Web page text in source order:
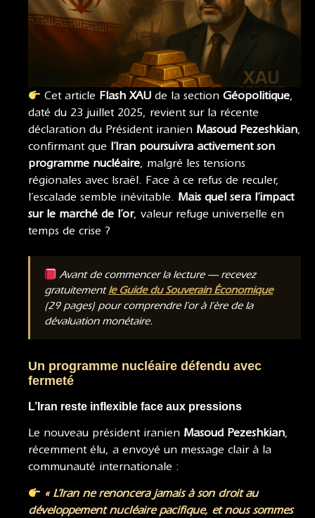
Cet article Flash XAU de la sectionGéopolitique,
daté du 23 juillet 2025, revient sur la récente
déclaration du Président iranien Masoud Pezeshkian,
confirmant que l’Iran poursuivra activement son
programme nucléaire, malgré les tensions
régionales avec Israël. Face à ce refus de reculer,
l’escalade semble inévitable. Mais quel sera l’impact
sur le marché de l’or, valeur refuge universelle en
temps de crise ?
Avant de commencer la lecture — recevez
gratuitementle Guide du Souverain Économique
(29 pages) pour comprendre l’or à l’ère de la
dévaluation monétaire.
Un programme nucléaire défendu avec
fermeté
L’Iran reste inflexible face aux pressions
Le nouveau président iranien Masoud Pezeshkian,
récemment élu, a envoyé un message clair à la
communauté internationale :
« L’Iran ne renoncera jamais à son droit au
développement nucléaire pacifique, et nous sommes